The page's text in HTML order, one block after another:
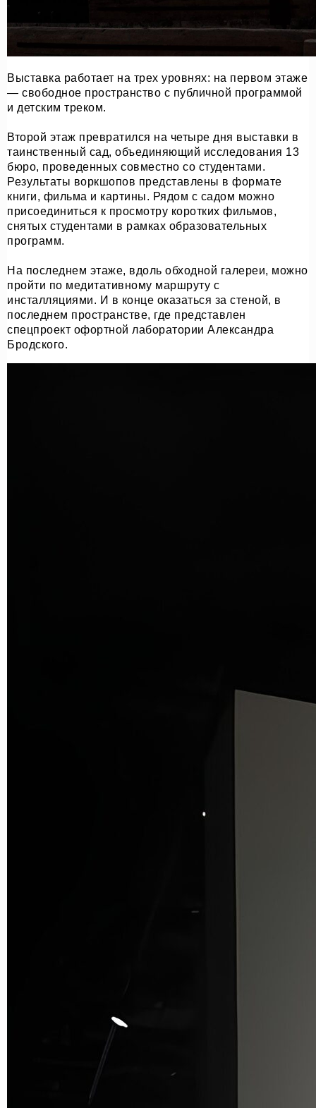
Выставка работает на трех уровнях: на первом этаже
— свободное пространство с публичной программой
и детским треком.
Второй этаж превратился на четыре дня выставки в
таинственный сад, объединяющий исследования 13
бюро, проведенных совместно со студентами.
Результаты воркшопов представлены в формате
книги, фильма и картины. Рядом с садом можно
присоединиться к просмотру коротких фильмов,
снятых студентами в рамках образовательных
программ.
На последнем этаже, вдоль обходной галереи, можно
пройти по медитативному маршруту с
инсталляциями. И в конце оказаться за стеной, в
последнем пространстве, где представлен
спецпроект офортной лаборатории Александра
Бродского.